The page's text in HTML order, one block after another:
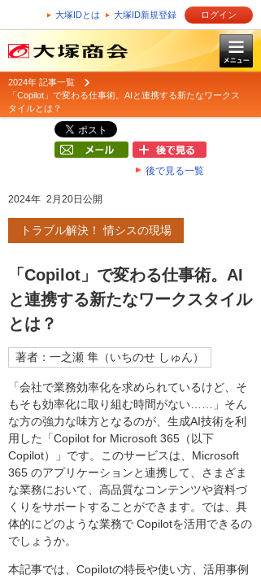
大塚IDとは 大塚ID新規登録 ログイン
2024年 記事一覧
「Copilot」で変わる仕事術。AIと連携する新たなワークス
タイルとは？
後で見る一覧
2024年 2月20日公開
トラブル解決！ 情シスの現場
「Copilot」で変わる仕事術。AI
と連携する新たなワークスタイル
とは？
著者：一之瀬 隼（いちのせ しゅん）
「会社で業務効率化を求められているけど、そ
もそも効率化に取り組む時間がない……」そん
な方の強力な味方となるのが、生成AI技術を利
用した「Copilot for Microsoft 365（以下
Copilot）」です。このサービスは、Microsoft
365 のアプリケーションと連携して、さまざま
な業務において、高品質なコンテンツや資料づ
くりをサポートすることができます。では、具
体的にどのような業務で Copilotを活用できるの
でしょうか。
本記事では、Copilotの特長や使い方、活用事例